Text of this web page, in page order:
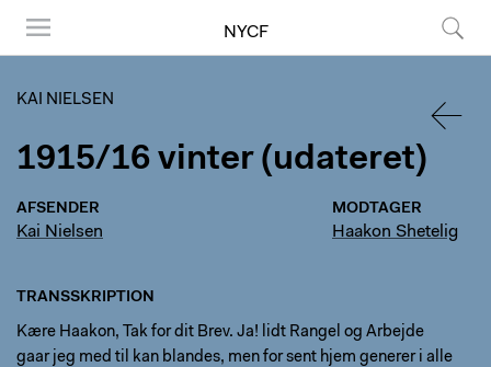
NYCF
KAI NIELSEN
1915/16 vinter (udateret)
AFSENDER
Kai Nielsen
MODTAGER
Haakon Shetelig
TRANSSKRIPTION
Kære Haakon, Tak for dit Brev. Ja! lidt Rangel og Arbejde
gaar jeg med til kan blandes, men for sent hjem generer i alle